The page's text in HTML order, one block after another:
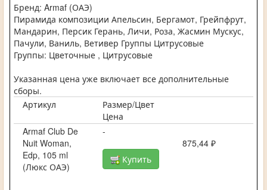
Бренд: Armaf (ОАЭ)
Пирамида композиции Апельсин, Бергамот, Грейпфрут,
Мандарин, Персик Герань, Личи, Роза, Жасмин Мускус,
Пачули, Ваниль, Ветивер Группы Цитрусовые
Группы: Цветочные , Цитрусовые
Указанная цена уже включает все дополнительные
сборы.
Артикул
Размер/Цвет
Цена
Armaf Club De
Nuit Woman,
Edp, 105 ml
(Люкс ОАЭ)
-
875,44 ₽
Купить